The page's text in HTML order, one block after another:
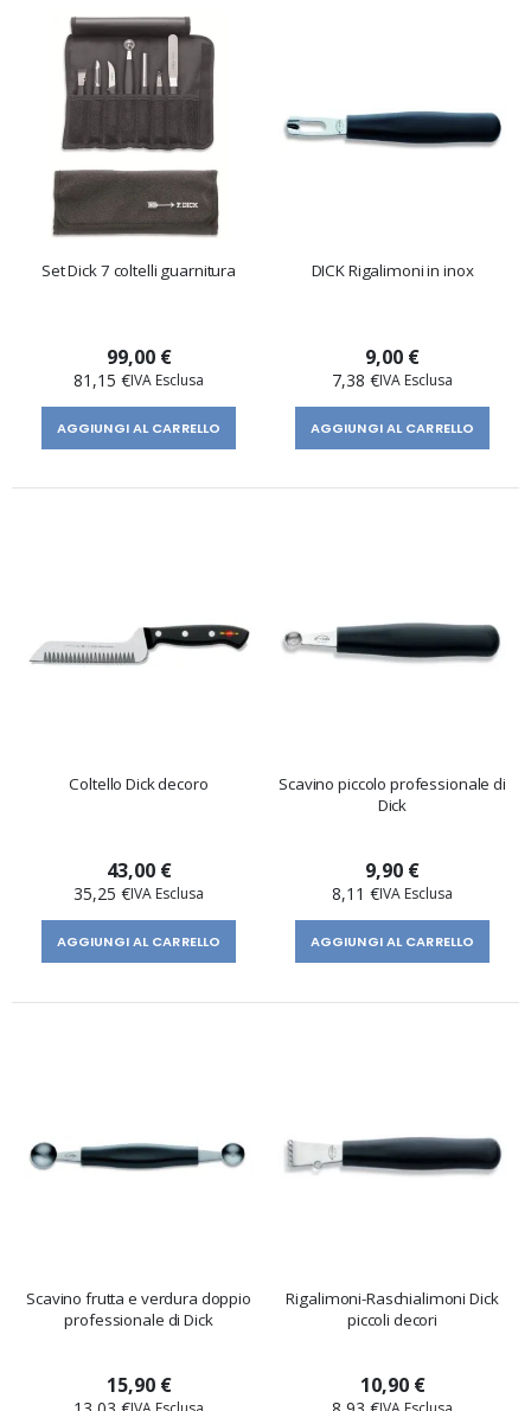
Set Dick 7 coltelli guarnitura
99,00 €
81,15 €
AGGIUNGI AL CARRELLO
DICK Rigalimoni in inox
9,00 €
7,38 €
AGGIUNGI AL CARRELLO
Coltello Dick decoro
43,00 €
35,25 €
AGGIUNGI AL CARRELLO
Scavino piccolo professionale di
Dick
9,90 €
8,11 €
AGGIUNGI AL CARRELLO
Scavino frutta e verdura doppio
professionale di Dick
15,90 €
Rigalimoni-Raschialimoni Dick
piccoli decori
10,90 €